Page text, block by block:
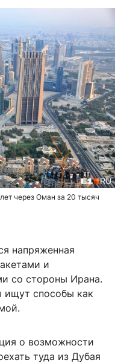
через Оман за 20 тысяч
напряженная
и
со стороны Ирана.
ищут способы как
о возможности
туда из Дубая